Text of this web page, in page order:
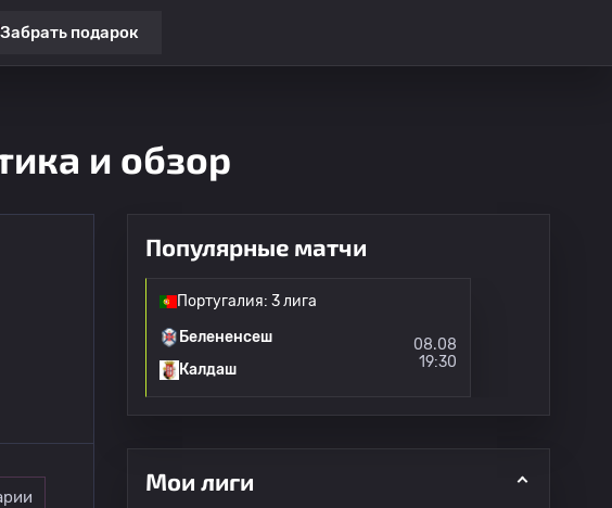
Забрать подарок
и обзор
Популярные матчи
Португалия: 3 лига
Белененсеш
Калдаш
08.08
19:30
Мои лиги